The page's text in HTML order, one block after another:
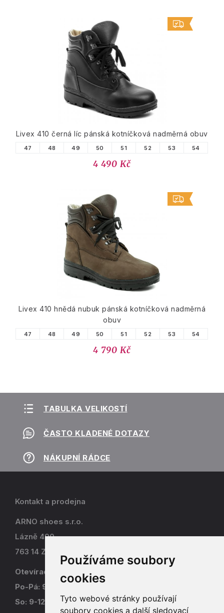
Používáme soubory
cookies
Tyto webové stránky používají
soubory cookies a další sledovací
Livex 410 černá líc pánská kotníčková nadměrná obuv
47 48 49 50 51 52 53 54
4 490 Kč
Livex 410 hnědá nubuk pánská kotníčková nadměrná
obuv
47 48 49 50 51 52 53 54
4 790 Kč
TABULKA VELIKOSTÍ
ČASTO KLADENÉ DOTAZY
NÁKUPNÍ RÁDCE
Kontakt a prodejna
ARNO shoes s.r.o.
Lázně 490
763 14 Zlín - Kostelec
Otevírací doba
Po-Pá: 9-17
So: 9-12